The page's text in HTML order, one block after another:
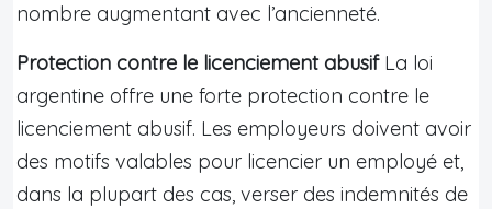
nombre augmentant avec l’ancienneté.
Protection contre le licenciement abusifLa loi
argentine offre une forte protection contre le
licenciement abusif. Les employeurs doivent avoir
des motifs valables pour licencier un employé et,
dans la plupart des cas, verser des indemnités de